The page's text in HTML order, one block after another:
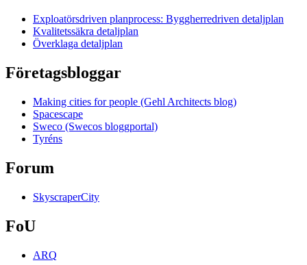
Exploatörsdriven planprocess: Byggherredriven detaljplan
Kvalitetssäkra detaljplan
Överklaga detaljplan
Företagsbloggar
Making cities for people (Gehl Architects blog)
Spacescape
Sweco (Swecos bloggportal)
Tyréns
Forum
SkyscraperCity
FoU
ARQ